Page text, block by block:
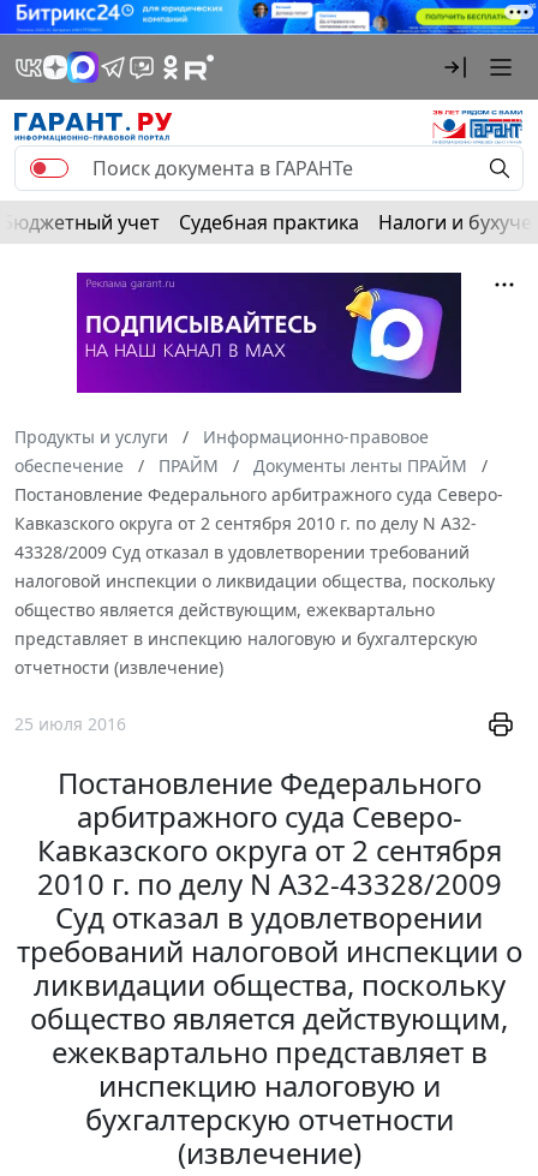
Бюджетный учет Судебная практика Налоги и
Продукты и услуги
Информационно-правовое
обеспечение
ПРАЙМ
Документы ленты ПРАЙМ
Постановление Федерального арбитражного суда Северо-
Кавказского округа от 2 сентября 2010 г. по делу N А32-
43328/2009 Суд отказал в удовлетворении требований
налоговой инспекции о ликвидации общества, поскольку
общество является действующим, ежеквартально
представляет в инспекцию налоговую и бухгалтерскую
отчетности (извлечение)
25 июля 2016
Постановление Федерального
арбитражного суда Северо-
Кавказского округа от 2 сентября
2010 г. по делу N А32-43328/2009
Суд отказал в удовлетворении
требований налоговой инспекции о
ликвидации общества, поскольку
общество является действующим,
ежеквартально представляет в
инспекцию налоговую и
бухгалтерскую отчетности
(извлечение)